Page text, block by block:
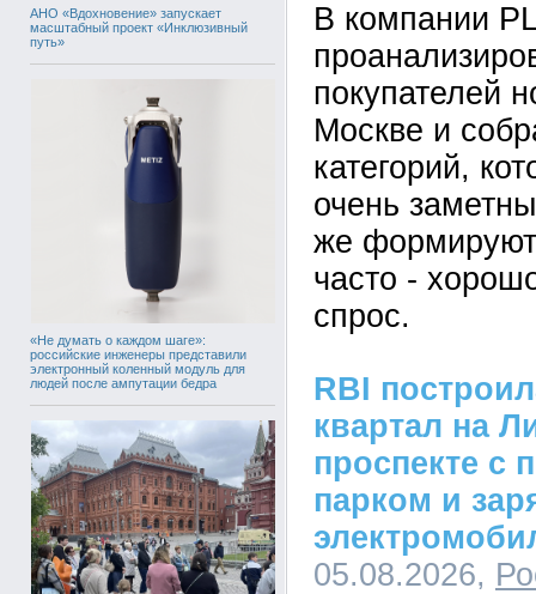
АНО «Вдохновение» запускает
масштабный проект «Инклюзивный
путь»
«Не думать о каждом шаге»:
российские инженеры представили
электронный коленный модуль для
людей после ампутации бедра
В компании
покупателей
Москве и
категорий,
очень
же
часто -
спрос.
RBI
квартал на
проспекте с
парком и
05.08.2026,